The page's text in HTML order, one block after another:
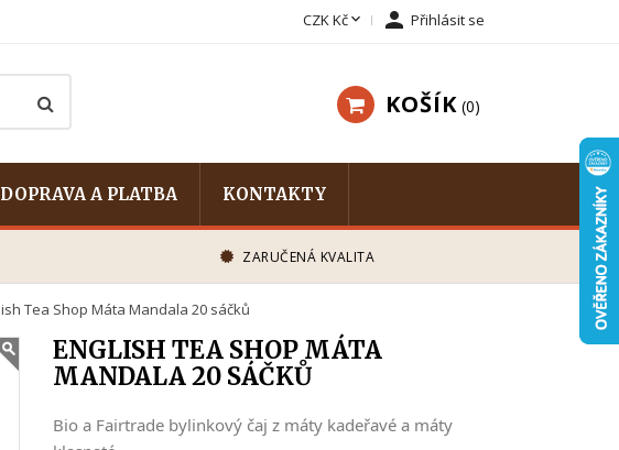
CZK Kč  Přihlásit se
KOŠÍK 0
DOPRAVA A PLATBA KONTAKTY
ZARUČENÁ KVALITA
Tea Shop Máta Mandala 20 sáčků
ENGLISH TEA SHOP MÁTA
MANDALA 20 SÁČKŮ
Bio a Fairtrade bylinkový čaj z máty kadeřavé a máty